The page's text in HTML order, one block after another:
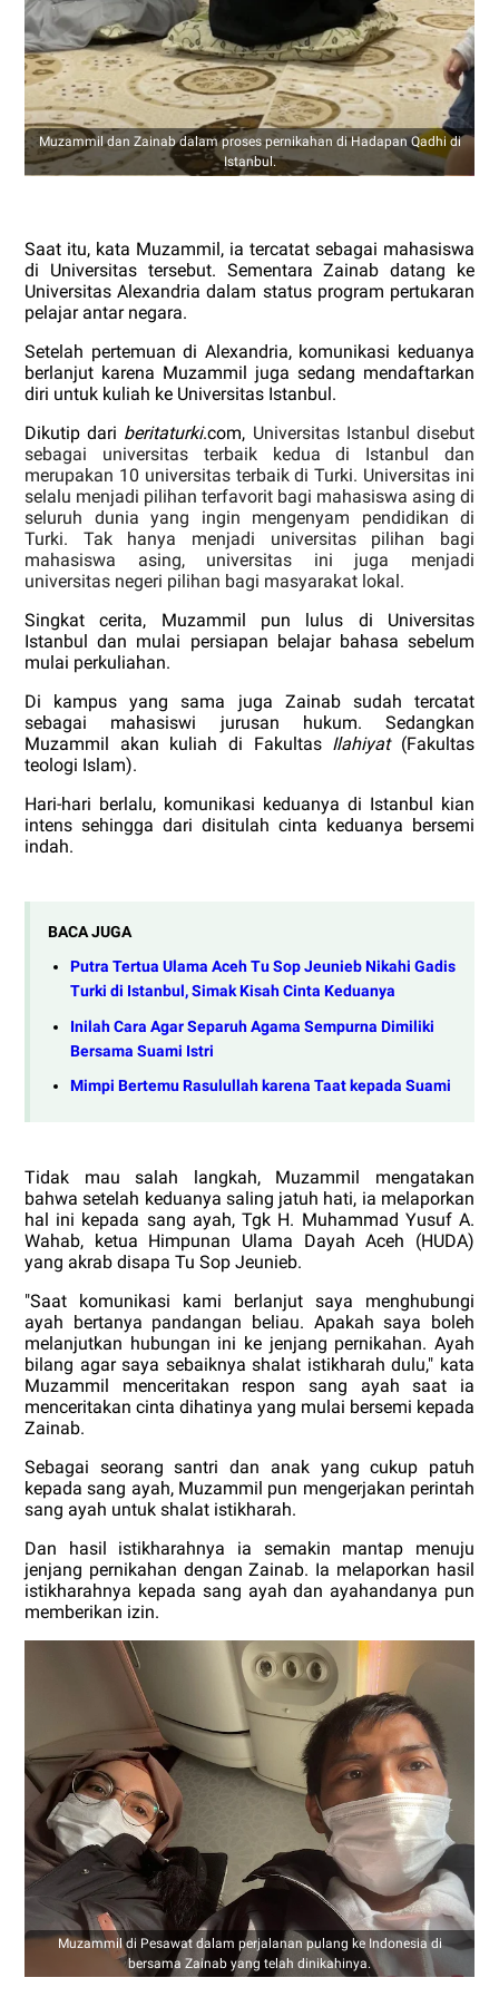
Muzammil dan Zainab dalam proses pernikahan di Hadapan Qadhi di
Istanbul.
Saat itu, kata Muzammil, ia tercatat sebagai mahasiswa
di Universitas tersebut. Sementara Zainab datang ke
Universitas Alexandria dalam status program pertukaran
pelajar antar negara.
Setelah pertemuan di Alexandria, komunikasi keduanya
berlanjut karena Muzammil juga sedang mendaftarkan
diri untuk kuliah ke Universitas Istanbul.
Dikutip dari beritaturki.com, Universitas Istanbul disebut
sebagai universitas terbaik kedua di Istanbul dan
merupakan 10 universitas terbaik di Turki. Universitas ini
selalu menjadi pilihan terfavorit bagi mahasiswa asing di
seluruh dunia yang ingin mengenyam pendidikan di
Turki. Tak hanya menjadi universitas pilihan bagi
mahasiswa asing, universitas ini juga menjadi
universitas negeri pilihan bagi masyarakat lokal.
Singkat cerita, Muzammil pun lulus di Universitas
Istanbul dan mulai persiapan belajar bahasa sebelum
mulai perkuliahan.
Di kampus yang sama juga Zainab sudah tercatat
sebagai mahasiswi jurusan hukum. Sedangkan
Muzammil akan kuliah di Fakultas Ilahiyat(Fakultas
teologi Islam).
Hari-hari berlalu, komunikasi keduanya di Istanbul kian
intens sehingga dari disitulah cinta keduanya bersemi
indah.
BACA JUGA
Putra Tertua Ulama Aceh Tu Sop Jeunieb Nikahi Gadis
Turki di Istanbul, Simak Kisah Cinta Keduanya
Inilah Cara Agar Separuh Agama Sempurna Dimiliki
Bersama Suami Istri
Mimpi Bertemu Rasulullah karena Taat kepada Suami
Tidak mau salah langkah, Muzammil mengatakan
bahwa setelah keduanya saling jatuh hati, ia melaporkan
hal ini kepada sang ayah, Tgk H. Muhammad Yusuf A.
Wahab, ketua Himpunan Ulama Dayah Aceh (HUDA)
yang akrab disapa Tu Sop Jeunieb.
"Saat komunikasi kami berlanjut saya menghubungi
ayah bertanya pandangan beliau. Apakah saya boleh
melanjutkan hubungan ini ke jenjang pernikahan. Ayah
bilang agar saya sebaiknya shalat istikharah dulu," kata
Muzammil menceritakan respon sang ayah saat ia
menceritakan cinta dihatinya yang mulai bersemi kepada
Zainab.
Sebagai seorang santri dan anak yang cukup patuh
kepada sang ayah, Muzammil pun mengerjakan perintah
sang ayah untuk shalat istikharah.
Dan hasil istikharahnya ia semakin mantap menuju
jenjang pernikahan dengan Zainab. Ia melaporkan hasil
istikharahnya kepada sang ayah dan ayahandanya pun
memberikan izin.
Muzammil di Pesawat dalam perjalanan pulang ke Indonesia di
bersama Zainab yang telah dinikahinya.